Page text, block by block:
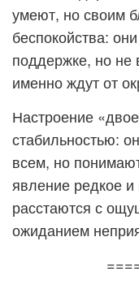
умеют, но своим
беспокойства:
поддержке, но не
именно ждут от
Настроение
стабильностью:
всем, но
явление редкое
расстаются с
ожиданием